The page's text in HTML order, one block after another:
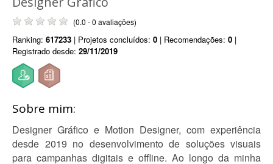
(0.0 - 0 avaliações)
Ranking: 617233 | Projetos concluídos: 0 | Recomendações: 0 |
Registrado desde: 29/11/2019
Sobre mim:
Designer Gráfico e Motion Designer, com experiência
desde 2019 no desenvolvimento de soluções visuais
para campanhas digitais e offline. Ao longo da minha